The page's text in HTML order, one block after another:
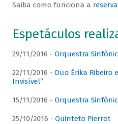
Saiba como funciona a
Espetáculos
29/11/2016 - Orquestra
22/11/2016 - Duo Érika Ribeiro
Invisível”
15/11/2016 - Orquestra
25/10/2016 - Quinteto Pierrot